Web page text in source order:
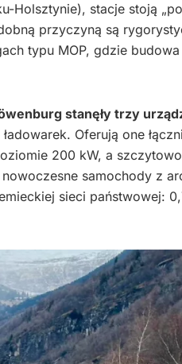
Holsztynie), stacje stoją
przyczyną są
typu MOP, gdzie
stanęły trzy
Oferują one
200 kW, a
samochody z
sieci państwowej: